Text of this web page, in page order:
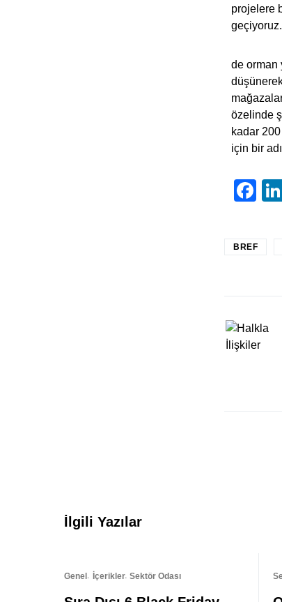
projelere
de orman
özelinde
kadar
için bir
BREF
İlgili Yazılar
Genel İçerikler Sektör Odası